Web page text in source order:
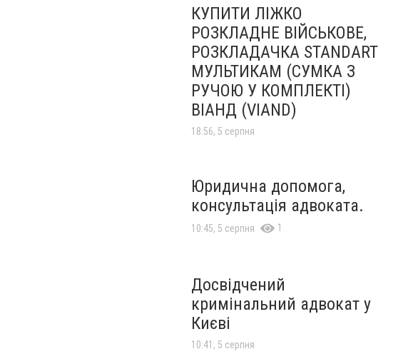
КУПИТИ ЛІЖКО
РОЗКЛАДНЕ ВІЙСЬКОВЕ,
РОЗКЛАДАЧКА STANDART
МУЛЬТИКАМ (СУМКА З
РУЧОЮ У КОМПЛЕКТІ)
ВІАНД (VIAND)
18:56, 5 серпня
Юридична допомога,
консультація адвоката.
10:45, 5 серпня 1
Досвідчений
кримінальний адвокат у
Києві
10:41, 5 серпня